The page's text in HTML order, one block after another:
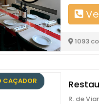
1093
CAÇADOR
R. de